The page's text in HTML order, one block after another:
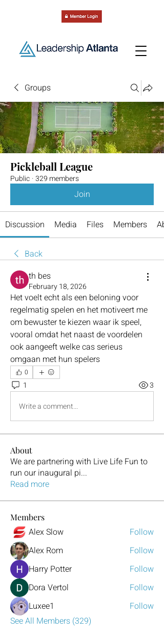
Groups
Pickleball League
Public ·329 members
Join
Discussion Media Files Members
Back
th bes
February 18, 2026
Het voelt echt als een beloning voor
regelmatig spelen en het motiveert me
om bewuster te kiezen waar ik speel,
vooral omdat het naast de voordelen
ook aangeeft welke cas serieus
omgaan met hun spelers
0
1
3
Write a comment...
About
We are partnering with Live Life Fun to
run our inaugural pi...
Read more
Members
Alex Slow
Follow
Alex Rom
Follow
Harry Potter
Follow
Dora Vertol
Follow
Luxee1
Follow
See All Members (329)